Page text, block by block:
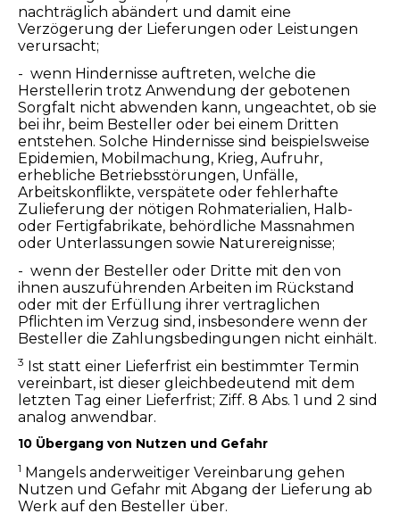
nachträglich abändert und damit eine
Verzögerung der Lieferungen oder Leistungen
verursacht;
- wenn Hindernisse auftreten, welche die
Herstellerin trotz Anwendung der gebotenen
Sorgfalt nicht abwenden kann, ungeachtet, ob sie
bei ihr, beim Besteller oder bei einem Dritten
entstehen. Solche Hindernisse sind beispielsweise
Epidemien, Mobilmachung, Krieg, Aufruhr,
erhebliche Betriebsstörungen, Unfälle,
Arbeitskonflikte, verspätete oder fehlerhafte
Zulieferung der nötigen Rohmaterialien, Halb-
oder Fertigfabrikate, behördliche Massnahmen
oder Unterlassungen sowie Naturereignisse;
- wenn der Besteller oder Dritte mit den von
ihnen auszuführenden Arbeiten im Rückstand
oder mit der Erfüllung ihrer vertraglichen
Pflichten im Verzug sind, insbesondere wenn der
Besteller die Zahlungsbedingungen nicht einhält.
3 Ist statt einer Lieferfrist ein bestimmter Termin
vereinbart, ist dieser gleichbedeutend mit dem
letzten Tag einer Lieferfrist; Ziff. 8 Abs. 1 und 2 sind
analog anwendbar.
10 Übergang von Nutzen und Gefahr
1 Mangels anderweitiger Vereinbarung gehen
Nutzen und Gefahr mit Abgang der Lieferung ab
Werk auf den Besteller über.